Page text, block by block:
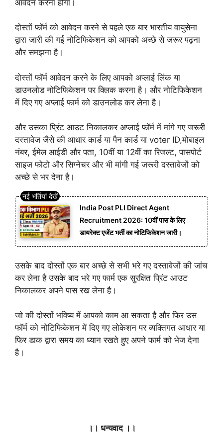
आवेदन करना होगा।
दोस्तों फॉर्म को आवेदन करने से पहले एक बार भारतीय वायुसेना
द्वारा जारी की गई नोटिफिकेशन को आपको अच्छे से जरूर पढ़ना
और समझना है।
दोस्तों फॉर्म आवेदन करने के लिए आपको अप्लाई लिंक या
डाउनलोड नोटिफिकेशन पर क्लिक करना है। और नोटिफिकेशन
में दिए गए अप्लाई फार्म को डाउनलोड कर लेना है।
और उसका प्रिंट आउट निकालकर अप्लाई फॉर्म में मांगे गए जरूरी
दस्तावेज जैसे की आधार कार्ड या पैन कार्ड या voter ID,मोबाइल
नंबर, ईमेल आईडी और पता, 10वीं या 12वीं का रिजल्ट, पासपोर्ट
साइज फोटो और सिग्नेचर और भी मांगी गई जरूरी दस्तावेजों को
अच्छे से भर देना है।
India Post PLI Direct Agent
Recruitment 2026: 10वीं पास के लिए
डायरेक्ट एजेंट भर्ती का नोटिफिकेशन जारी।
उसके बाद दोस्तों एक बार अच्छे से सभी भरे गए दस्तावेजों की जांच
कर लेना है उसके बाद भरे गए फार्म एक सुरक्षित प्रिंट आउट
निकालकर अपने पास रख लेना है।
जो की दोस्तों भविष्य में आपको काम आ सकता है और फिर उस
फॉर्म को नोटिफिकेशन में दिए गए लोकेशन पर व्यक्तिगत आधार या
फिर डाक द्वारा समय का ध्यान रखते हुए अपने फार्म को भेज देना
है।
।। धन्यवाद ।।